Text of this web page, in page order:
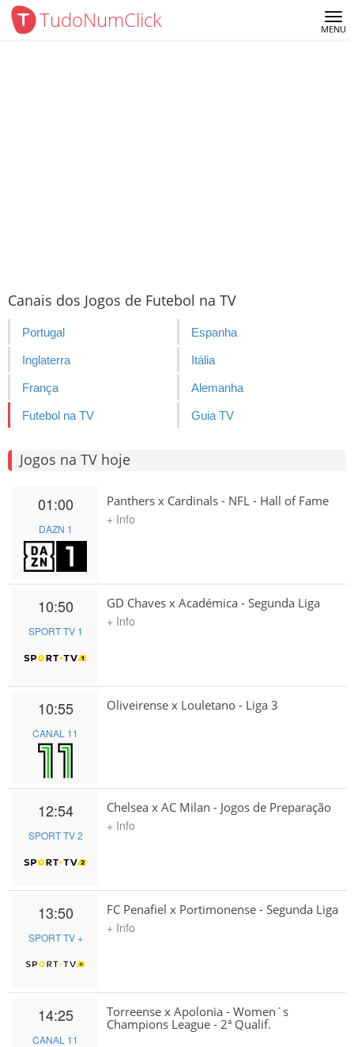
TudoNumClick MENU
Canais dos Jogos de Futebol na TV
Portugal Espanha
Inglaterra Itália
França Alemanha
Futebol na TV Guia TV
Jogos na TV hoje
01:00
DAZN 1
Panthers x Cardinals - NFL - Hall of Fame
+ Info
10:50
SPORT TV 1
GD Chaves x Académica - Segunda Liga
+ Info
10:55
CANAL 11
Oliveirense x Louletano - Liga 3
12:54
SPORT TV 2
Chelsea x AC Milan - Jogos de Preparação
+ Info
13:50
SPORT TV +
FC Penafiel x Portimonense - Segunda Liga
+ Info
14:25
CANAL 11
Torreense x Apolonia - Women´s
Champions League - 2ª Qualif.